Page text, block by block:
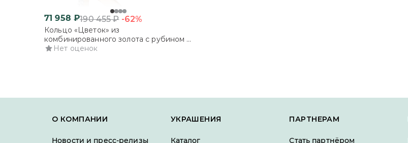
71 958 ₽190 455₽ -62%
Кольцо «Цветок» из
комбинированного золота с рубином и
бриллиантами
Нет оценок
О КОМПАНИИ
Новости и пресс-релизы
УКРАШЕНИЯ
Каталог
ПАРТНЕРАМ
Стать партнёром